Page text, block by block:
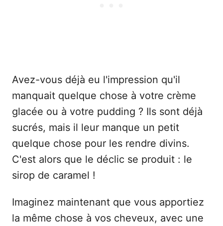
Avez-vous déjà eu l'impression qu'il
manquait quelque chose à votre crème
glacée ou à votre pudding ? Ils sont déjà
sucrés, mais il leur manque un petit
quelque chose pour les rendre divins.
C'est alors que le déclic se produit : le
sirop de caramel !
Imaginez maintenant que vous apportiez
la même chose à vos cheveux, avec une